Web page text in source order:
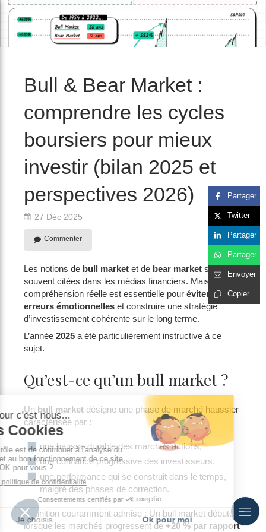
Bull & Bear Market :
comprendre les cycles
boursiers pour mieux
investir (bilan 2025 et
perspectives 2026)
27 Déc 2025
Commenter
Les notions de bull market et de bear market sont
souvent citées dans les médias financiers. Mais leur
compréhension réelle est essentielle pour éviter les
erreurs émotionnelles et construire une stratégie
d’investissement cohérente sur le long terme.
L’année 2025 a été particulièrement instructive à ce
sujet.
Qu’est-ce qu’un bull market ?
Un bull market désigne une phase de marché haussier
caractérisée par :
une hausse durable des marchés actions,
une confiance progressive des investisseurs,
une performance qui se construit dans le temps,
malgré des phases de correction.
Définition couramment admise : Un bull market débute
lorsque les marchés progressent de+20 % par rapport
Partager
Twitter
Partager
Partager
Envoyer
Copier